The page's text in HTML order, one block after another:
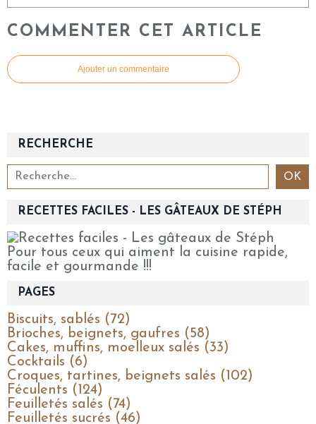
COMMENTER CET ARTICLE
Ajouter un commentaire
RECHERCHE
RECETTES FACILES - LES GÂTEAUX DE STÉPH
Pour tous ceux qui aiment la cuisine rapide,
facile et gourmande !!!
PAGES
Biscuits, sablés (72)
Brioches, beignets, gaufres (58)
Cakes, muffins, moelleux salés (33)
Cocktails (6)
Croques, tartines, beignets salés (102)
Féculents (124)
Feuilletés salés (74)
Feuilletés sucrés (46)